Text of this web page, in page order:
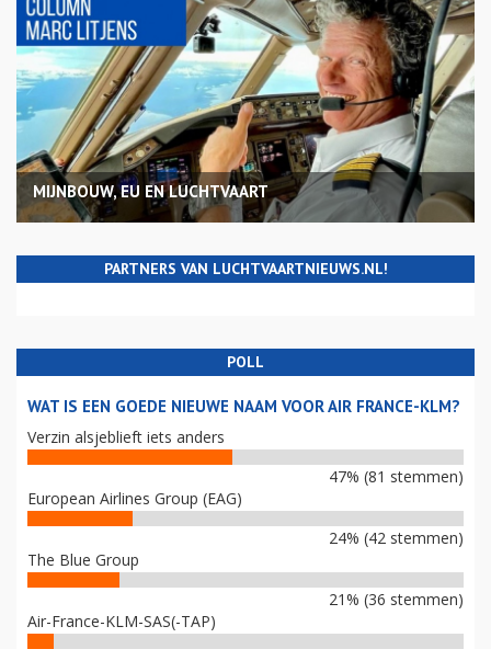
MIJNBOUW, EU EN LUCHTVAART
PARTNERS VAN LUCHTVAARTNIEUWS.NL!
POLL
WAT IS EEN GOEDE NIEUWE NAAM VOOR AIR FRANCE-KLM?
Verzin alsjeblieft iets anders
47% (81 stemmen)
European Airlines Group (EAG)
24% (42 stemmen)
The Blue Group
21% (36 stemmen)
Air-France-KLM-SAS(-TAP)